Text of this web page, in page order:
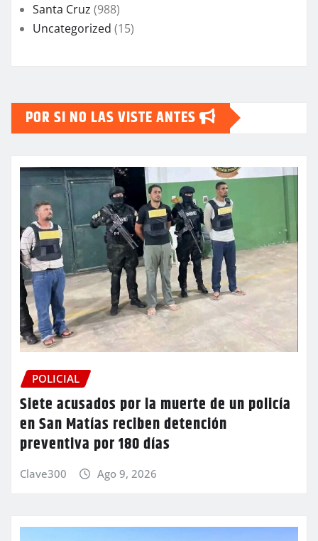
Santa Cruz (988)
Uncategorized (15)
POR SI NO LAS VISTE ANTES
POLICIAL
Siete acusados por la muerte de un policía
en San Matías reciben detención
preventiva por 180 días
Clave300 Ago 9, 2026